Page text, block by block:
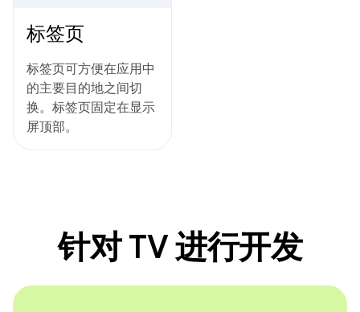
标签页
标签页可方便在应用中
的主要目的地之间切
换。标签页固定在显示
屏顶部。
针对 TV 进行开发